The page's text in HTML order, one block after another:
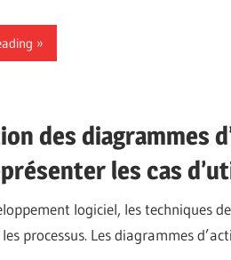
des diagrammes
les cas
logiciel, les techniques
processus. Les diagrammes